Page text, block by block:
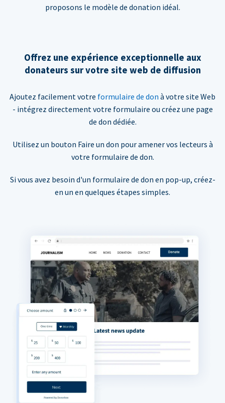
proposons le modèle de donation idéal.
Offrez une expérience exceptionnelle aux
donateurs sur votre site web de diffusion
Ajoutez facilement votre formulaire de don à votre site Web
- intégrez directement votre formulaire ou créez une page
de don dédiée.
Utilisez un bouton Faire un don pour amener vos lecteurs à
votre formulaire de don.
Si vous avez besoin d'un formulaire de don en pop-up, créez-
en un en quelques étapes simples.